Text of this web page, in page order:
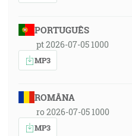
PORTUGUÊS
pt 2026-07-05 1000
MP3
ROMÂNA
ro 2026-07-05 1000
MP3